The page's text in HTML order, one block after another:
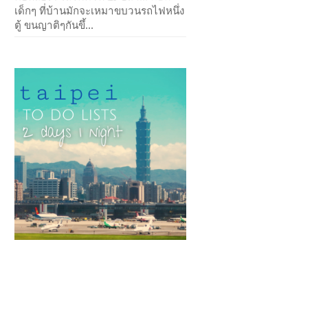
เด็กๆ ที่บ้านมักจะเหมาขบวนรถไฟหนึ่ง
ตู้ ขนญาติๆกันขึ้...